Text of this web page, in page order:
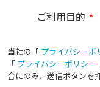
ご利用目的 *
当社の「 プライバシーポ
「 プライバシーポリシー
合にのみ、送信ボタンを